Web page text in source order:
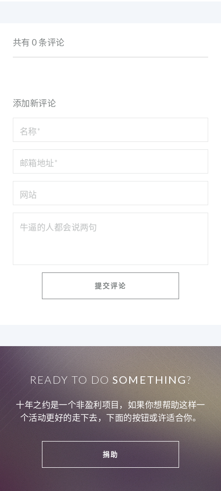
共有 0 条评论
添加新评论
READY TO DOSOMETHING?
十年之约是一个非盈利项目，如果你想帮助这样一
个活动更好的走下去，下面的按钮或许适合你。
捐助